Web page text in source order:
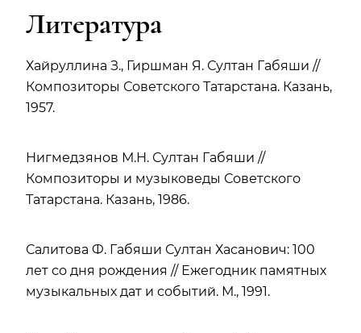
Литература
Хайруллина З., Гиршман Я. Султан Габяши //
Композиторы Советского Татарстана. Казань,
1957.
Нигмедзянов М.Н. Султан Габяши //
Композиторы и музыковеды Советского
Татарстана. Казань, 1986.
Салитова Ф. Габяши Султан Хасанович: 100
лет со дня рождения // Ежегодник памятных
музыкальных дат и событий. М., 1991.